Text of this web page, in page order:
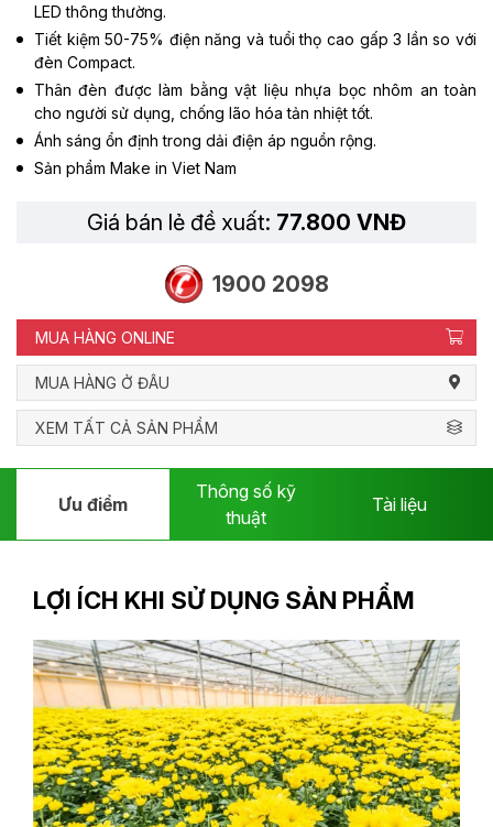
LED thông thường.
Tiết kiệm 50-75% điện năng và tuổi thọ cao gấp 3 lần so với
đèn Compact.
Thân đèn được làm bằng vật liệu nhựa bọc nhôm an toàn
cho người sử dụng, chống lão hóa tản nhiệt tốt.
Ánh sáng ổn định trong dải điện áp nguồn rộng.
Sản phẩm Make in Viet Nam
Giá bán lẻ đề xuất: 77.800 VNĐ
1900 2098
MUA HÀNG ONLINE
MUA HÀNG Ở ĐÂU
XEM TẤT CẢ SẢN PHẨM
Ưu điểm
Thông số kỹ
thuật
Tài liệu
LỢI ÍCH KHI SỬ DỤNG SẢN PHẨM